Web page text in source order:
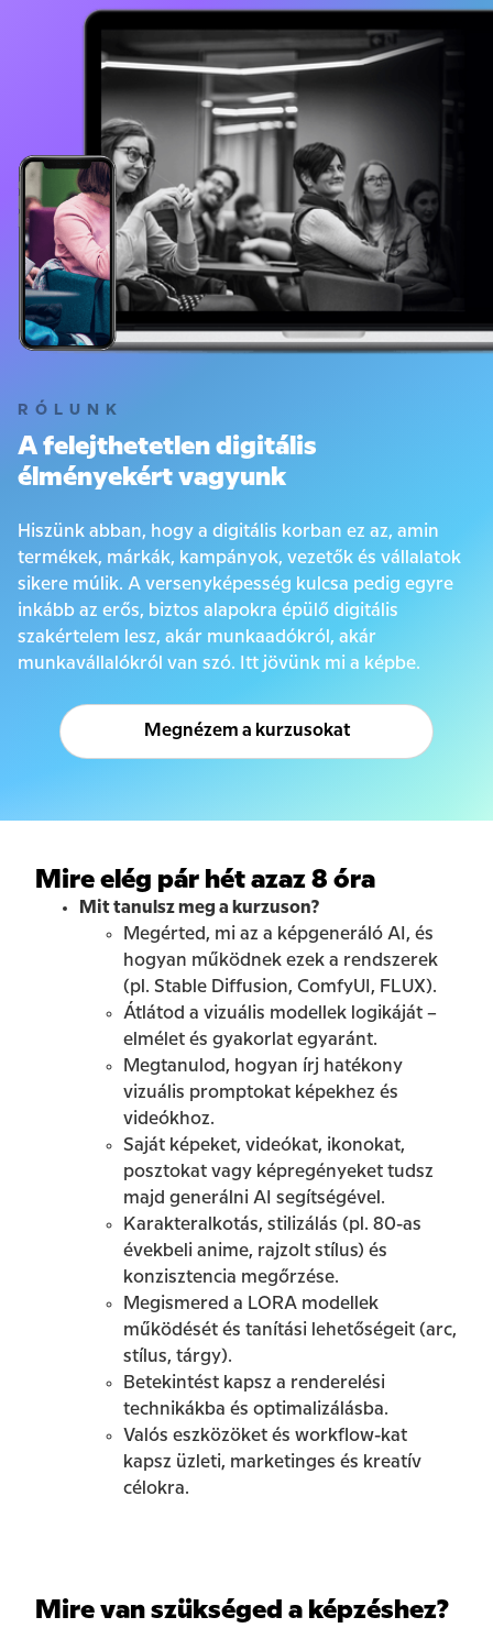
RÓLUNK
A felejthetetlen digitális
élményekért vagyunk
Hiszünk abban, hogy a digitális korban ez az, amin
termékek, márkák, kampányok, vezetők és vállalatok
sikere múlik. A versenyképesség kulcsa pedig egyre
inkább az erős, biztos alapokra épülő digitális
szakértelem lesz, akár munkaadókról, akár
munkavállalókról van szó. Itt jövünk mi a képbe.
Megnézem a kurzusokat
Mire elég pár hét azaz 8 óra
Mit tanulsz meg a kurzuson?
Megérted, mi az a képgeneráló AI, és
hogyan működnek ezek a rendszerek
(pl. Stable Diffusion, ComfyUI, FLUX).
Átlátod a vizuális modellek logikáját –
elmélet és gyakorlat egyaránt.
Megtanulod, hogyan írj hatékony
vizuális promptokat képekhez és
videókhoz.
Saját képeket, videókat, ikonokat,
posztokat vagy képregényeket tudsz
majd generálni AI segítségével.
Karakteralkotás, stilizálás (pl. 80-as
évekbeli anime, rajzolt stílus) és
konzisztencia megőrzése.
Megismered a LORA modellek
működését és tanítási lehetőségeit (arc,
stílus, tárgy).
Betekintést kapsz a renderelési
technikákba és optimalizálásba.
Valós eszközöket és workflow-kat
kapsz üzleti, marketinges és kreatív
célokra.
Mire van szükséged a képzéshez?